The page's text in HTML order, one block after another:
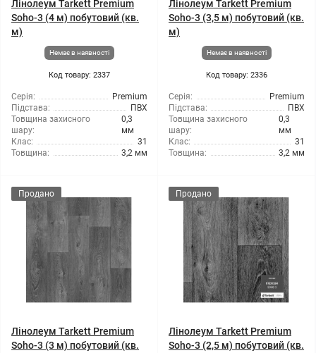
Лінолеум Tarkett Premium
Soho-3 (4 м) побутовий (кв.
м)
Немає в наявності
Код товару: 2337
Серія:
Premium
Підстава:
ПВХ
Товщина захисного
шару:
0,3
мм
Клас:
31
Товщина:
3,2 мм
Лінолеум Tarkett Premium
Soho-3 (3,5 м) побутовий (кв.
м)
Немає в наявності
Код товару: 2336
Серія:
Premium
Підстава:
ПВХ
Товщина захисного
шару:
0,3
мм
Клас:
31
Товщина:
3,2 мм
Продано
Лінолеум Tarkett Premium
Soho-3 (3 м) побутовий (кв.
Продано
Лінолеум Tarkett Premium
Soho-3 (2,5 м) побутовий (кв.